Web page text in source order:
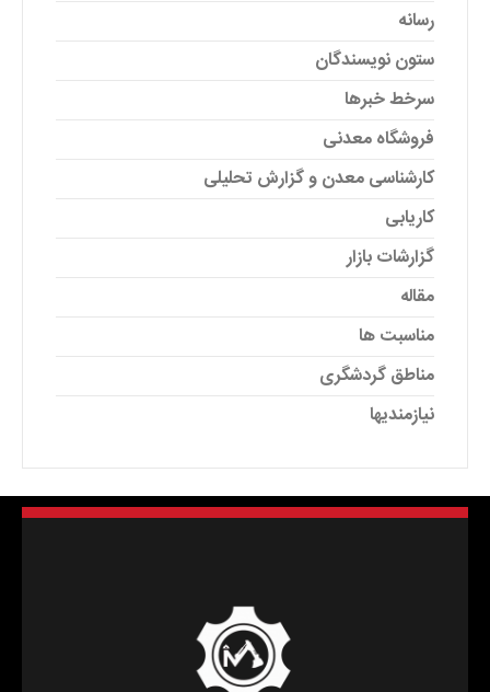
رسانه
ستون نویسندگان
سرخط خبرها
فروشگاه معدنی
کارشناسی معدن و گزارش تحلیلی
کاریابی
گزارشات بازار
مقاله
مناسبت ها
مناطق گردشگری
نیازمندیها